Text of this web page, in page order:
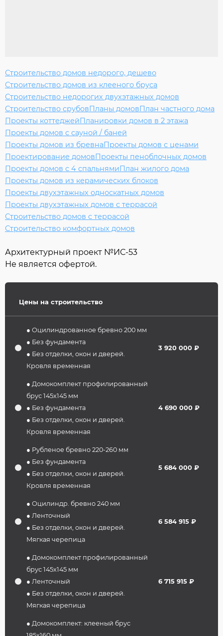
Строительство домов недорого, дешево
Строительство домов из клееного бруса
Строительство недорогих двухэтажных домов
Строительство срубовПланы домовПлан частного дома
Проекты коттеджейПланировки домов в 2 этажа
Проекты домов с сауной / баней
Проекты домов из бревнаПроекты домов с ценами
Проектирование домовПроекты пеноблочных домов
Проекты домов с 4 спальнямиПлан жилого дома
Проекты домов из керамических блоков
Проекты двухэтажных односкатных домов
Проекты двухэтажных домов с террасой
Строительство домов с террасой
Строительство комфортных домов
Архитектурный проект №ИС-53
Не является офертой.
Цены на строительство
● Оцилиндрованное бревно 200 мм
● Без фундамента
● Без отделки, окон и дверей.
Кровля временная
3 920 000 ₽
● Домокомплект профилированный
брус 145х145 мм
● Без фундамента
● Без отделки, окон и дверей.
Кровля временная
4 690 000 ₽
● Рубленое бревно 220-260 мм
● Без фундамента
● Без отделки, окон и дверей.
Кровля временная
5 684 000 ₽
● Оцилиндр. бревно 240 мм
● Ленточный
● Без отделки, окон и дверей.
Мягкая черепица
6 584 915 ₽
● Домокомплект профилированный
брус 145х145 мм
● Ленточный
● Без отделки, окон и дверей.
Мягкая черепица
6 715 915 ₽
● Домокомплект: клееный брус